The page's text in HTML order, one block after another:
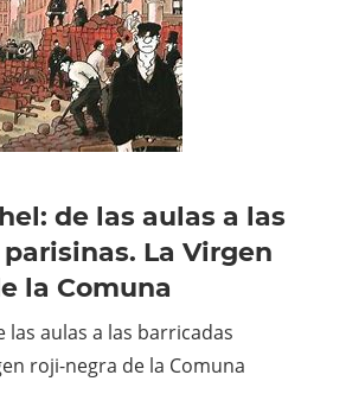
de las aulas a las
La Virgen
la Comuna
las aulas a las barricadas
roji-negra de la Comuna